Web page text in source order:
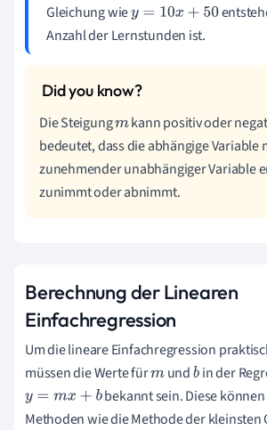
Gleichung wiey=10 x+50
Anzahl der Lernstunden ist.
Die Steigungmkann positiv oder
bedeutet, dass die abhängige Variable
zunehmender unabhängiger Variable
zunimmt oder abnimmt.
Berechnung der Linearen
Einfachregression
Um die lineare Einfachregression
müssen die Werte fürmundbin der
y=m x+b
bekannt sein. Diese
Methoden wie die Methode der kleinsten